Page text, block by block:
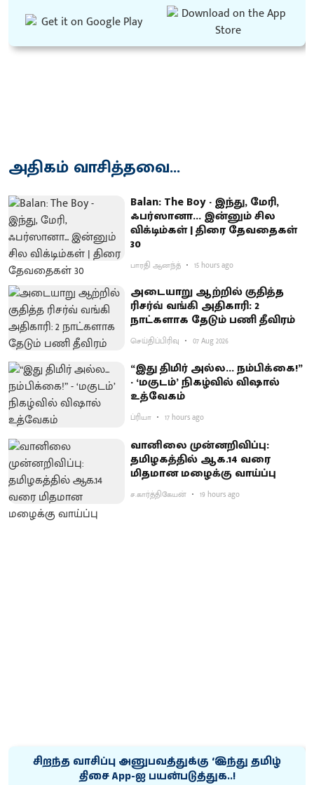
அதிகம் வாசித்தவை...
Balan: The Boy - இந்து, மேரி,
ஃபர்ஸானா... இன்னும் சில
விக்டிம்கள் | திரை தேவதைகள்
30
பாரதி ஆனந்த் 15 hours ago
அடையாறு ஆற்றில் குதித்த
ரிசர்வ் வங்கி அதிகாரி: 2
நாட்களாக தேடும் பணி தீவிரம்
செய்திப்பிரிவு 07 Aug 2026
“இது திமிர் அல்ல... நம்பிக்கை!”
- ‘மகுடம்’ நிகழ்வில் விஷால்
உத்வேகம்
ப்ரியா 17 hours ago
வானிலை முன்னறிவிப்பு:
தமிழகத்தில் ஆக.14 வரை
மிதமான மழைக்கு வாய்ப்பு
ச.கார்த்திகேயன் 19 hours ago
சிறந்த வாசிப்பு அனுபவத்துக்கு ‘இந்து தமிழ்
திசை App-ஐ பயன்படுத்துக..!